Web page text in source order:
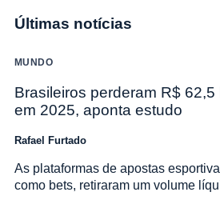
Últimas notícias
MUNDO
Brasileiros perderam R$
em 2025, aponta estudo
Rafael Furtado
As plataformas de apostas
como bets, retiraram um volume